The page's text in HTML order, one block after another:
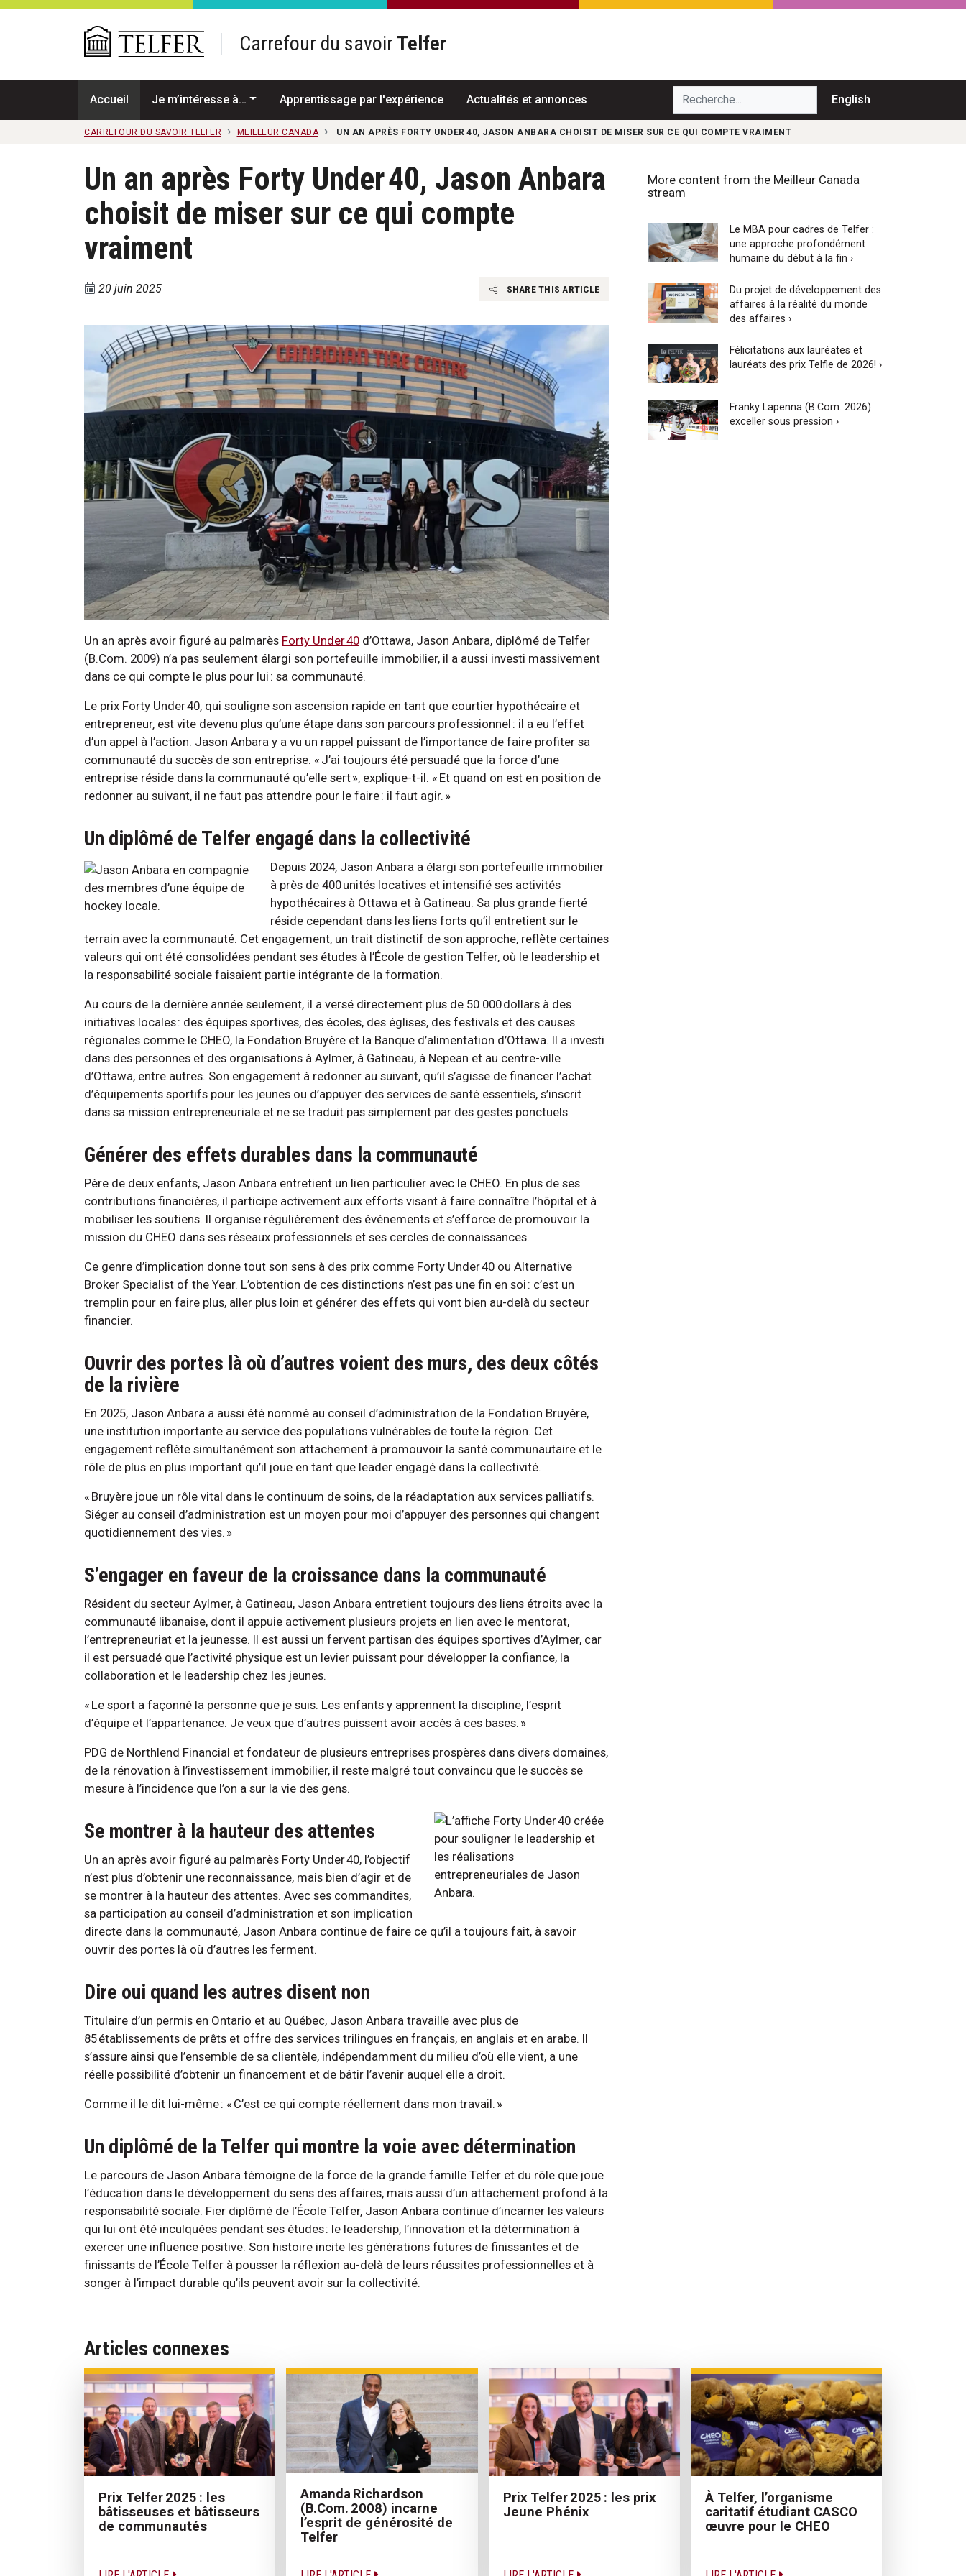
Passer au contenu principal
Carrefour du savoir Telfer
Accueil Je m’intéresse à… Apprentissage par l'expérience Actualités et annonces Recherche... English
CARREFOUR DU SAVOIR TELFER MEILLEUR CANADA UN AN APRÈS FORTY UNDER 40, JASON ANBARA CHOISIT DE MISER SUR CE QUI COMPTE VRAIMENT
Un an après Forty Under 40, Jason Anbara
choisit de miser sur ce qui compte
vraiment
20 juin 2025 SHARE THIS ARTICLE
Un an après avoir figuré au palmarès Forty Under 40 d’Ottawa, Jason Anbara, diplômé de Telfer
(B.Com. 2009) n’a pas seulement élargi son portefeuille immobilier, il a aussi investi massivement
dans ce qui compte le plus pour lui : sa communauté.
Le prix Forty Under 40, qui souligne son ascension rapide en tant que courtier hypothécaire et
entrepreneur, est vite devenu plus qu’une étape dans son parcours professionnel : il a eu l’effet
d’un appel à l’action. Jason Anbara y a vu un rappel puissant de l’importance de faire profiter sa
communauté du succès de son entreprise. « J’ai toujours été persuadé que la force d’une
entreprise réside dans la communauté qu’elle sert », explique-t-il. « Et quand on est en position de
redonner au suivant, il ne faut pas attendre pour le faire : il faut agir. »
Un diplômé de Telfer engagé dans la collectivité
Depuis 2024, Jason Anbara a élargi son portefeuille immobilier
à près de 400 unités locatives et intensifié ses activités
hypothécaires à Ottawa et à Gatineau. Sa plus grande fierté
réside cependant dans les liens forts qu’il entretient sur le
terrain avec la communauté. Cet engagement, un trait distinctif de son approche, reflète certaines
valeurs qui ont été consolidées pendant ses études à l’École de gestion Telfer, où le leadership et
la responsabilité sociale faisaient partie intégrante de la formation.
Au cours de la dernière année seulement, il a versé directement plus de 50 000 dollars à des
initiatives locales : des équipes sportives, des écoles, des églises, des festivals et des causes
régionales comme le CHEO, la Fondation Bruyère et la Banque d’alimentation d’Ottawa. Il a investi
dans des personnes et des organisations à Aylmer, à Gatineau, à Nepean et au centre-ville
d’Ottawa, entre autres. Son engagement à redonner au suivant, qu’il s’agisse de financer l’achat
d’équipements sportifs pour les jeunes ou d’appuyer des services de santé essentiels, s’inscrit
dans sa mission entrepreneuriale et ne se traduit pas simplement par des gestes ponctuels.
Générer des effets durables dans la communauté
Père de deux enfants, Jason Anbara entretient un lien particulier avec le CHEO. En plus de ses
contributions financières, il participe activement aux efforts visant à faire connaître l’hôpital et à
mobiliser les soutiens. Il organise régulièrement des événements et s’efforce de promouvoir la
mission du CHEO dans ses réseaux professionnels et ses cercles de connaissances.
Ce genre d’implication donne tout son sens à des prix comme Forty Under 40 ou Alternative
Broker Specialist of the Year. L’obtention de ces distinctions n’est pas une fin en soi : c’est un
tremplin pour en faire plus, aller plus loin et générer des effets qui vont bien au-delà du secteur
financier.
Ouvrir des portes là où d’autres voient des murs, des deux côtés
de la rivière
En 2025, Jason Anbara a aussi été nommé au conseil d’administration de la Fondation Bruyère,
une institution importante au service des populations vulnérables de toute la région. Cet
engagement reflète simultanément son attachement à promouvoir la santé communautaire et le
rôle de plus en plus important qu’il joue en tant que leader engagé dans la collectivité.
« Bruyère joue un rôle vital dans le continuum de soins, de la réadaptation aux services palliatifs.
Siéger au conseil d’administration est un moyen pour moi d’appuyer des personnes qui changent
quotidiennement des vies. »
S’engager en faveur de la croissance dans la communauté
Résident du secteur Aylmer, à Gatineau, Jason Anbara entretient toujours des liens étroits avec la
communauté libanaise, dont il appuie activement plusieurs projets en lien avec le mentorat,
l’entrepreneuriat et la jeunesse. Il est aussi un fervent partisan des équipes sportives d’Aylmer, car
il est persuadé que l’activité physique est un levier puissant pour développer la confiance, la
collaboration et le leadership chez les jeunes.
« Le sport a façonné la personne que je suis. Les enfants y apprennent la discipline, l’esprit
d’équipe et l’appartenance. Je veux que d’autres puissent avoir accès à ces bases. »
PDG de Northlend Financial et fondateur de plusieurs entreprises prospères dans divers domaines,
de la rénovation à l’investissement immobilier, il reste malgré tout convaincu que le succès se
mesure à l’incidence que l’on a sur la vie des gens.
Se montrer à la hauteur des attentes
Un an après avoir figuré au palmarès Forty Under 40, l’objectif
n’est plus d’obtenir une reconnaissance, mais bien d’agir et de
se montrer à la hauteur des attentes. Avec ses commandites,
sa participation au conseil d’administration et son implication
directe dans la communauté, Jason Anbara continue de faire ce qu’il a toujours fait, à savoir
ouvrir des portes là où d’autres les ferment.
Dire oui quand les autres disent non
Titulaire d’un permis en Ontario et au Québec, Jason Anbara travaille avec plus de
85 établissements de prêts et offre des services trilingues en français, en anglais et en arabe. Il
s’assure ainsi que l’ensemble de sa clientèle, indépendamment du milieu d’où elle vient, a une
réelle possibilité d’obtenir un financement et de bâtir l’avenir auquel elle a droit.
Comme il le dit lui-même : « C’est ce qui compte réellement dans mon travail. »
Un diplômé de la Telfer qui montre la voie avec détermination
Le parcours de Jason Anbara témoigne de la force de la grande famille Telfer et du rôle que joue
l’éducation dans le développement du sens des affaires, mais aussi d’un attachement profond à la
responsabilité sociale. Fier diplômé de l’École Telfer, Jason Anbara continue d’incarner les valeurs
qui lui ont été inculquées pendant ses études : le leadership, l’innovation et la détermination à
exercer une influence positive. Son histoire incite les générations futures de finissantes et de
finissants de l’École Telfer à pousser la réflexion au-delà de leurs réussites professionnelles et à
songer à l’impact durable qu’ils peuvent avoir sur la collectivité.
More content from the Meilleur Canada
stream
Le MBA pour cadres de Telfer :
une approche profondément
humaine du début à la fin ›
Du projet de développement des
affaires à la réalité du monde
des affaires ›
Félicitations aux lauréates et
lauréats des prix Telfie de 2026! ›
Franky Lapenna (B.Com. 2026) :
exceller sous pression ›
Articles connexes
Prix Telfer 2025 : les
bâtisseuses et bâtisseurs
de communautés
Amanda Richardson
(B.Com. 2008) incarne
l’esprit de générosité de
Telfer
Prix Telfer 2025 : les prix
Jeune Phénix
À Telfer, l’organisme
caritatif étudiant CASCO
œuvre pour le CHEO